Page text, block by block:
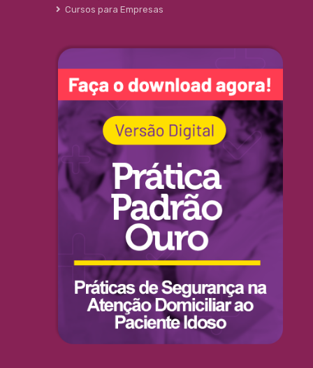
Cursos para Empresas